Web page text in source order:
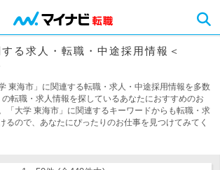
る求人・転職・中途採用情報＜
東海市」に関連する転職・求人・中途採用情報を多数
転職・求人情報を探しているあなたにおすすめのお
「大学 東海市」に関連するキーワードからも転職・求
るので、あなたにぴったりのお仕事を見つけてみてく